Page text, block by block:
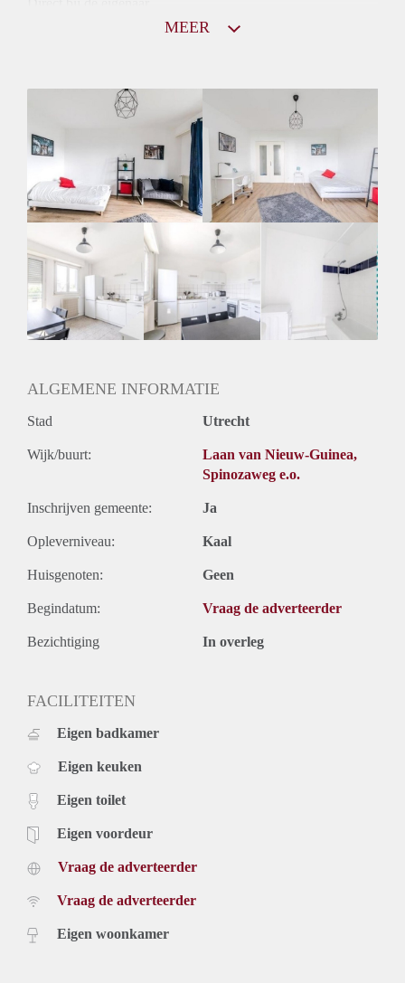
Inkomen eis
2,9 X Maandhuur Bruto
Huurtermijn
Onbepaalde termijn
Oplevering
Gestoffeerd
MEER
ALGEMENE INFORMATIE
Stad Utrecht
Wijk/buurt:
Laan van Nieuw-Guinea,
Spinozaweg e.o.
Inschrijven gemeente: Ja
Opleverniveau: Kaal
Huisgenoten: Geen
Begindatum: Vraag de adverteerder
Bezichtiging In overleg
FACILITEITEN
Eigen badkamer
Eigen keuken
Eigen toilet
Eigen voordeur
Vraag de adverteerder
Vraag de adverteerder
Eigen woonkamer